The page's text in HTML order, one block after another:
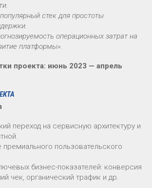
стек для простоты
операционных затрат на
платформы».
проекта: июнь 2023 — апрель
переход на сервисную архитектуру и
пользовательского
бизнес-показателей: конверсия
чек, органический трафик и др.